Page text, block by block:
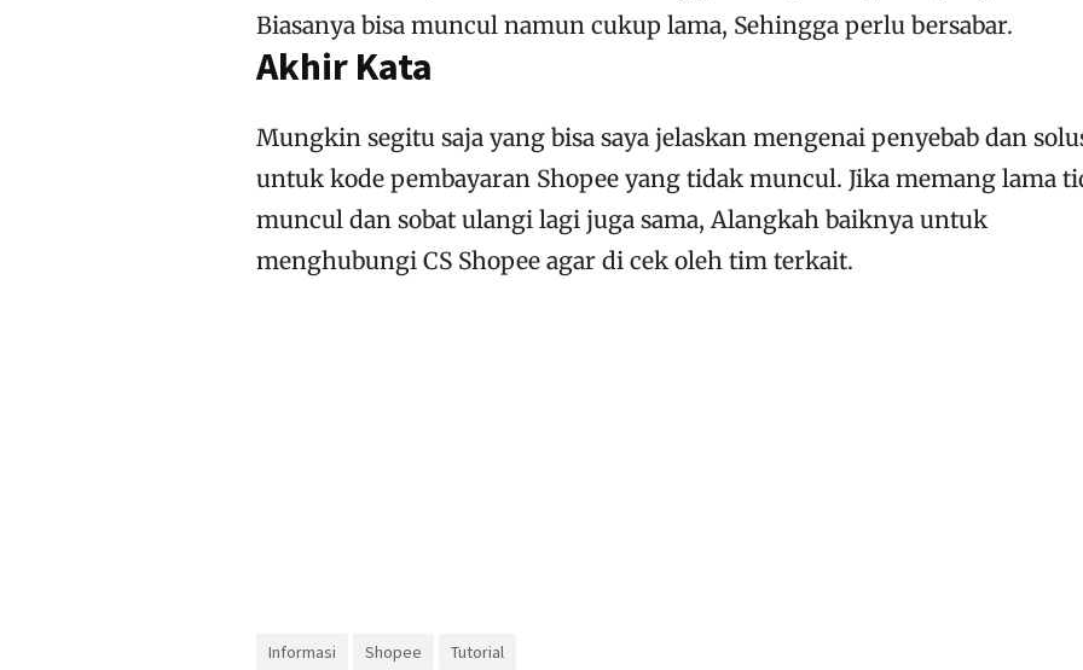
Biasanya bisa muncul namun cukup lama, Sehingga perlu bersabar.
Akhir Kata
Mungkin segitu saja yang bisa saya jelaskan mengenai penyebab dan
untuk kode pembayaran Shopee yang tidak muncul. Jika memang lama
muncul dan sobat ulangi lagi juga sama, Alangkah baiknya untuk
menghubungi CS Shopee agar di cek oleh tim terkait.
Informasi Shopee Tutorial